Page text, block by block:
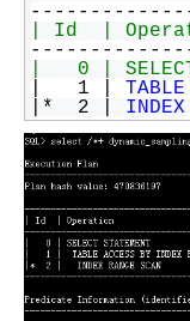
| Id  |
|   0 |
|   1 | TABLE
|*  2 | INDEX
Predicate
2 -
Note
--- --
- dynamic
SQL>